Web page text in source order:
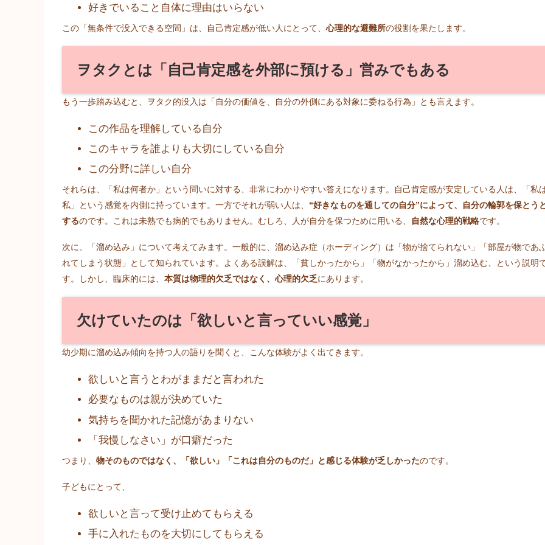
好きでいること自体に理由はいらない
この「無条件で没入できる空間」は、自己肯定感が低い人にとって、 心理的な避難所の役割を果たします。
ヲタクとは「自己肯定感を外部に預ける」営みでもある
もう一歩踏み込むと、ヲタク的没入は「自分の価値を、自分の外側にある対象に委ねる行為」とも言えます。
この作品を理解している自分
このキャラを誰よりも大切にしている自分
この分野に詳しい自分
それらは、「私は何者か」という問いに対する、非常にわかりやすい答えになります。自己肯定感が安定している人は、「私
私」という感覚を内側に持っています。一方でそれが弱い人は、 “好きなものを通しての自分”によって、自分の輪郭を保とう
するのです。これは未熟でも病的でもありません。むしろ、人が自分を保つために用いる、 自然な心理的戦略です。
次に、「溜め込み」について考えてみます。一般的に、溜め込み症（ホーディング）は「物が捨てられない」「部屋が物であ
れてしまう状態」として知られています。よくある誤解は、「貧しかったから」「物がなかったから」溜め込む、という説明
す。しかし、臨床的には、 本質は物理的欠乏ではなく、心理的欠乏にあります。
欠けていたのは「欲しいと言っていい感覚」
幼少期に溜め込み傾向を持つ人の語りを聞くと、こんな体験がよく出てきます。
欲しいと言うとわがままだと言われた
必要なものは親が決めていた
気持ちを聞かれた記憶があまりない
「我慢しなさい」が口癖だった
つまり、 物そのものではなく、「欲しい」「これは自分のものだ」と感じる体験が乏しかったのです。
子どもにとって、
欲しいと言って受け止めてもらえる
手に入れたものを大切にしてもらえる